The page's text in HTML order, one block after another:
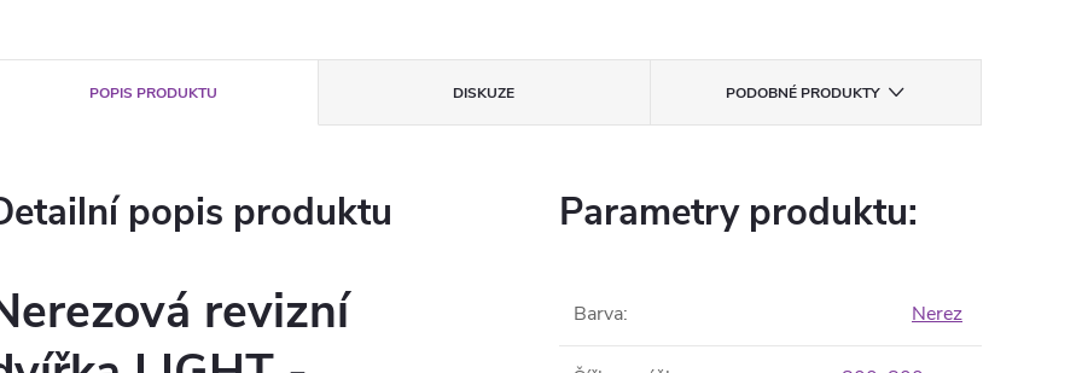
POPIS PRODUKTU DISKUZE PODOBNÉ PRODUKTY
popis produktu
revizní
Parametry produktu:
Barva: Nerez